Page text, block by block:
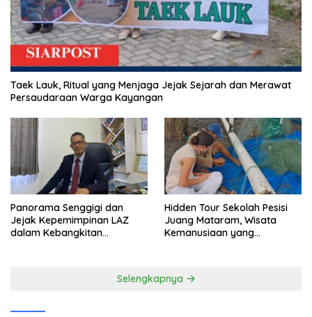
Taek Lauk, Ritual yang Menjaga Jejak Sejarah dan Merawat
Persaudaraan Warga Kayangan
Panorama Senggigi dan
Jejak Kepemimpinan LAZ
dalam Kebangkitan
Hidden Tour Sekolah Pesisi
Juang Mataram, Wisata
Kemanusiaan yang
Selengkapnya